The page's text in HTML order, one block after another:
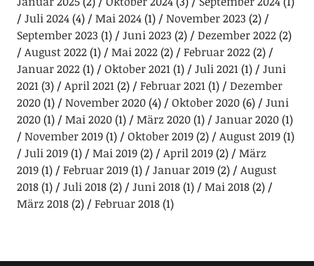
Juli 2024(4) Mai 2024(1) November 2023 (2)
September 2023 (1) Juni 2023 (2) Dezember 2022(2)
August 2022(1) Mai 2022(2) Februar 2022(2)
Januar 2022(1) Oktober 2021(1) Juli 2021(1)
Juni
2021(3) April 2021(2) Februar 2021(1)
Dezember
2020(1) November 2020(4) Oktober 2020(6)
Juni
2020(1) Mai 2020(1) März 2020(1) Januar 2020(1)
November 2019(1) Oktober 2019(2) August 2019(1)
Juli 2019(1) Mai 2019(2) April 2019(2)
März
2019(1) Februar 2019(1) Januar 2019(2)
August
2018(1) Juli 2018(2) Juni 2018(1) Mai 2018(2)
März 2018(2) Februar 2018(1)